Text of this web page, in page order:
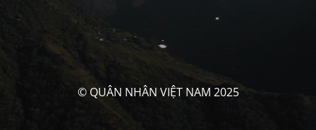
© QUÂN NHÂN VIỆT NAM 2025